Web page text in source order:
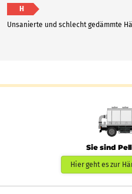
H
Unsanierte und schlecht gedämmte
Sie sind
Hier geht es zur